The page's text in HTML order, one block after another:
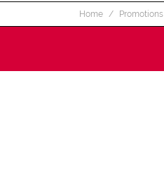
Home Promotions